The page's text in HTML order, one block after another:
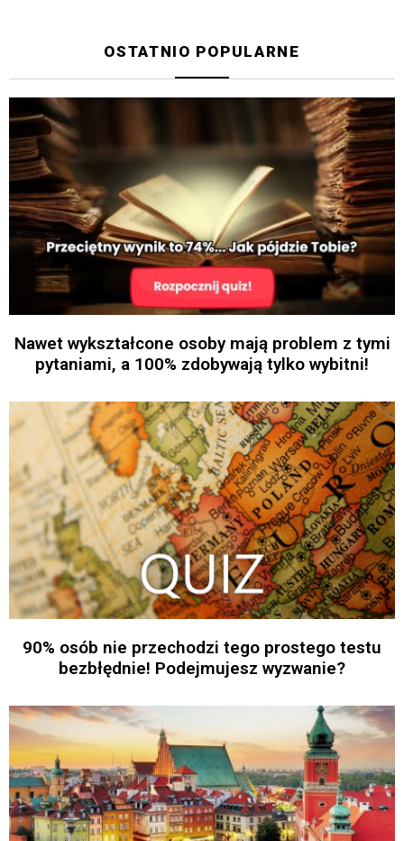
OSTATNIO POPULARNE
Nawet wykształcone osoby mają problem z tymi
pytaniami, a 100% zdobywają tylko wybitni!
90% osób nie przechodzi tego prostego testu
bezbłędnie! Podejmujesz wyzwanie?